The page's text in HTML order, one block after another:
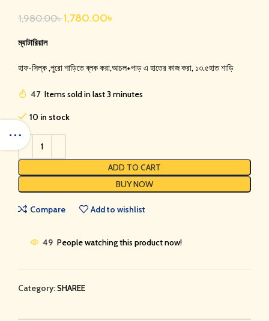
1,980.00৳1,780.00৳
ম্যাটারিয়াল
হাফ-সিল্ক ,পুরো শাড়িতে ব্লক করা,আচল+পাড় এ হাতের কাজ করা, ১৩.৫হাত শাড়ি
47 Items sold in last 3 minutes
10 in stock
ADD TO CART
BUY NOW
Compare Add to wishlist
49 People watching this product now!
Category:SHAREE